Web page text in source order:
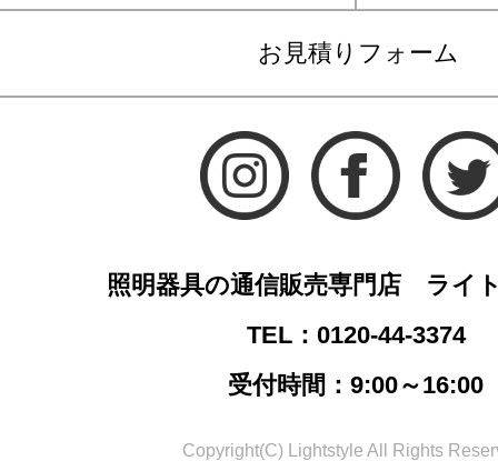
お見積りフォーム
照明器具の通信販売専門店 ライ
TEL：0120-44-3374
受付時間：9:00～16:00
Copyright(C) Lightstyle All Rights